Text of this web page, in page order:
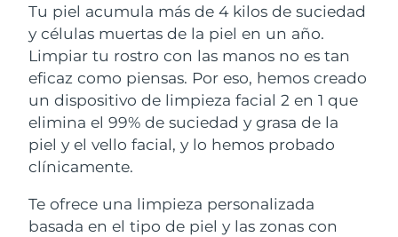
Tu piel acumula más de 4 kilos de suciedad
y células muertas de la piel en un año.
Limpiar tu rostro con las manos no es tan
eficaz como piensas. Por eso, hemos creado
un dispositivo de limpieza facial 2 en 1 que
elimina el 99% de suciedad y grasa de la
piel y el vello facial, y lo hemos probado
clínicamente.
Te ofrece una limpieza personalizada
basada en el tipo de piel y las zonas con
LUNA™ 4 Plus
Massage, LED heating
LUNA™ 4 Men
BEAR™ 2 go
Microcurrent toning on-the-go
BEAR™ 2 eyes & lips
Hidratación
UFO™ 3 pack
Deep facial hydration
UFO™ 3 LED
device
Cuidado bucal
issa™ 4
Hybrid silicone sonic toothbrush
issa™ 4 plus
Smart hybrid silicone sonic toothbrush
TRATAMIENTO ANTIEDAD FAQ™
Antiedad Tratamientos LED
NEW
Bosnia y Herzegovina Entrega prevista
Brunéi Entrega prevista14/8/26
Bulgaria Entrega prevista9/8/26
Canadá
Chile Entrega prevista